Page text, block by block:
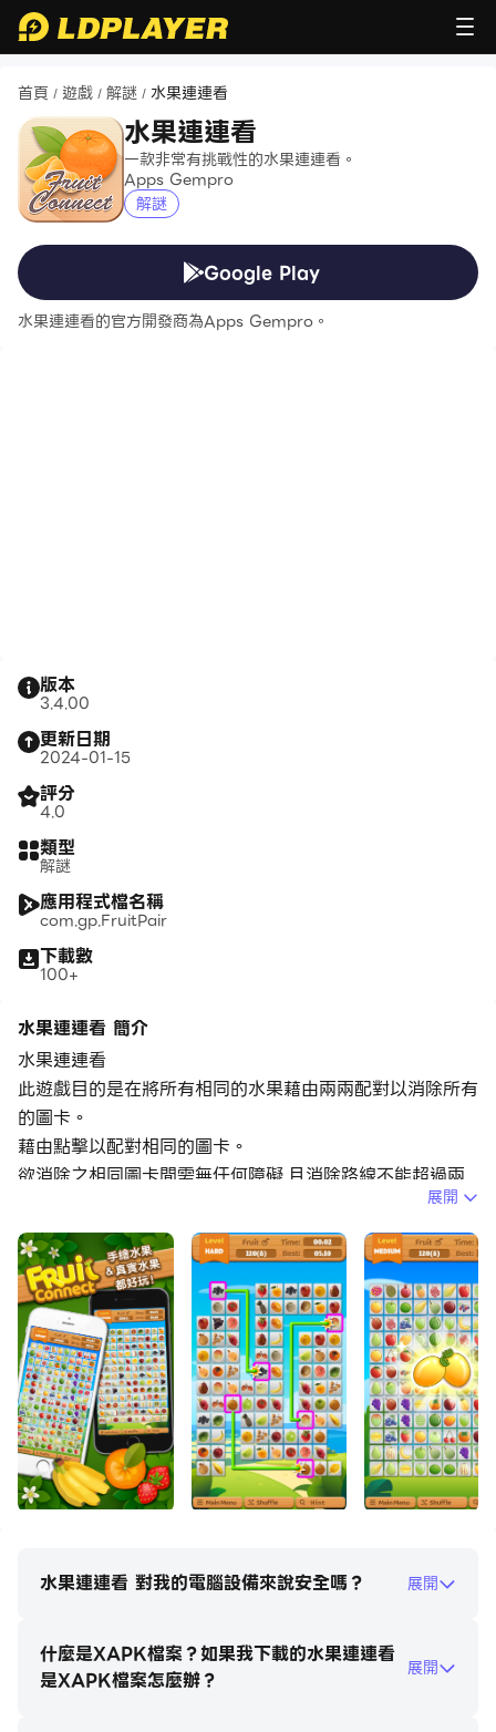
首頁 / 遊戲 / 解謎 / 水果連連看
水果連連看
一款非常有挑戰性的水果連連看。
Apps Gempro
解謎
Google Play
水果連連看的官方開發商為Apps Gempro。
版本
3.4.00
更新日期
2024-01-15
評分
4.0
類型
解謎
應用程式檔名稱
com.gp.FruitPair
下載數
100+
水果連連看 簡介
水果連連看
此遊戲目的是在將所有相同的水果藉由兩兩配對以消除所有
的圖卡。
藉由點擊以配對相同的圖卡。
欲消除之相同圖卡間需無任何障礙,且消除路線不能超過兩
無須太多的何思考,只需眼力夠好,沒有時間限制!
Modern 模式新增任意放大縮小移動水果的功能。
展開
水果連連看 對我的電腦設備來說安全嗎？ 展開
什麼是XAPK檔案？如果我下載的水果連連看
是XAPK檔案怎麼辦？
展開